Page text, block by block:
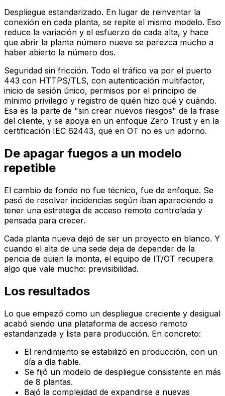
Despliegue estandarizado. En lugar de reinventar la
conexión en cada planta, se repite el mismo modelo. Eso
reduce la variación y el esfuerzo de cada alta, y hace
que abrir la planta número nueve se parezca mucho a
haber abierto la número dos.
Seguridad sin fricción. Todo el tráfico va por el puerto
443 con HTTPS/TLS, con autenticación multifactor,
inicio de sesión único, permisos por el principio de
mínimo privilegio y registro de quién hizo qué y cuándo.
Esa es la parte de "sin crear nuevos riesgos" de la frase
del cliente, y se apoya en un enfoque Zero Trust y en la
certificación IEC 62443, que en OT no es un adorno.
De apagar fuegos a un modelo
repetible
El cambio de fondo no fue técnico, fue de enfoque. Se
pasó de resolver incidencias según iban apareciendo a
tener una estrategia de acceso remoto controlada y
pensada para crecer.
Cada planta nueva dejó de ser un proyecto en blanco. Y
cuando el alta de una sede deja de depender de la
pericia de quien la monta, el equipo de IT/OT recupera
algo que vale mucho: previsibilidad.
Los resultados
Lo que empezó como un despliegue creciente y desigual
acabó siendo una plataforma de acceso remoto
estandarizada y lista para producción. En concreto:
El rendimiento se estabilizó en producción, con un
día a día fiable.
Se fijó un modelo de despliegue consistente en más
de 8 plantas.
Bajó la complejidad de expandirse a nuevas